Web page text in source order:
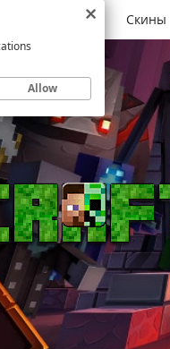
Карты Скины
Allow